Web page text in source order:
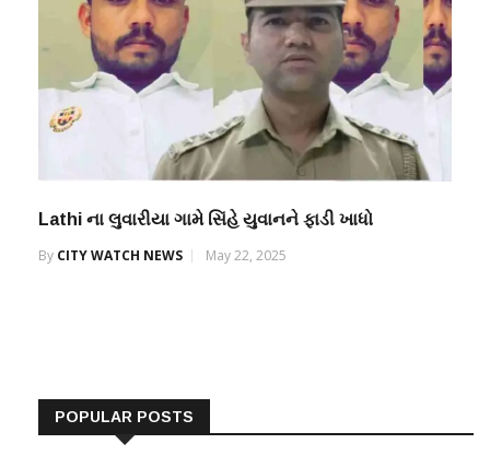
Lathi ના લુવારીયા ગામે સિંહે યુવાનને ફાડી ખાધો
By CITY WATCH NEWS May 22, 2025
POPULAR POSTS